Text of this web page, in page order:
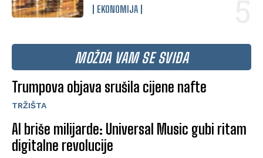
EKONOMIJA
MOŽDA VAM SE SVIĐA
Trumpova objava srušila cijene nafte
TRŽIŠTA
AI briše milijarde: Universal Music gubi ritam
digitalne revolucije